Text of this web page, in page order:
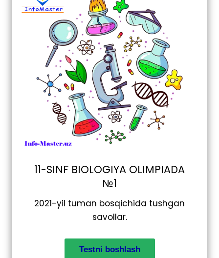
11-SINF BIOLOGIYA OLIMPIADA
№1
2021-yil tuman bosqichida tushgan
savollar.